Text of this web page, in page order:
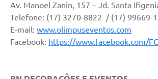
Av. Manoel Zanin, 157 – Jd. Santa
Telefone: (17) 3270-8822 / (17) 99669-
E-mail: www.olimpuseventos.com
Facebook: https://www.facebook.com/